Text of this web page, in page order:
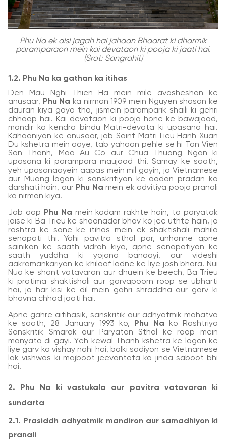
Phu Na ek aisi jagah hai jahaan Bhaarat ki dharmik
paramparaon mein kai devataon ki pooja ki jaati hai.
(Srot: Sangrahit)
1.2. Phu Na ka gathan ka itihas
Den Mau Nghi Thien Ha mein mile avasheshon ke
anusaar, Phu Na ka nirman 1909 mein Nguyen shasan ke
dauran kiya gaya tha, jismein paramparik shaili ki gehri
chhaap hai. Kai devataon ki pooja hone ke bawajood,
mandir ka kendra bindu Matri-devata ki upasana hai.
Kahaaniyon ke anusaar, jab Saint Matri Lieu Hanh Xuan
Du kshetra mein aaye, tab yahaan pehle se hi Tan Vien
Son Thanh, Maa Au Co aur Chua Thuong Ngan ki
upasana ki parampara maujood thi. Samay ke saath,
yeh upasanaayein aapas mein mil gayin, jo Vietnamese
aur Muong logon ki sanskritiyon ke aadan-pradan ko
darshati hain, aur Phu Na mein ek advitiya pooja pranali
ka nirman kiya.
Jab aap Phu Na mein kadam rakhte hain, to paryatak
jaise ki Ba Trieu ke shaanadar bhav ko jee uthte hain, jo
rashtra ke sone ke itihas mein ek shaktishali mahila
senapati thi. Yahi pavitra sthal par, unhonne apne
sainikon ke saath vidroh kiya, apne senapatiyon ke
saath yuddha ki yojana banaayi, aur videshi
aakramankariyon ke khilaaf ladne ke liye josh bhara. Nui
Nua ke shant vatavaran aur dhuein ke beech, Ba Trieu
ki pratima shaktishali aur garvapoorn roop se ubharti
hai, jo har kisi ke dil mein gahri shraddha aur garv ki
bhavna chhod jaati hai.
Apne gahre aitihasik, sanskritik aur adhyatmik mahatva
ke saath, 28 January 1993 ko,
Phu Na ko Rashtriya
Sanskritik Smarak aur Paryatan Sthal ke roop mein
manyata di gayi. Yeh kewal Thanh kshetra ke logon ke
liye garv ka vishay nahi hai, balki sadiyon se Vietnamese
lok vishwas ki majboot jeevantata ka jinda saboot bhi
hai.
2. Phu Na ki vastukala aur pavitra vatavaran ki
sundarta
2.1. Prasiddh adhyatmik mandiron aur samadhiyon ki
pranali